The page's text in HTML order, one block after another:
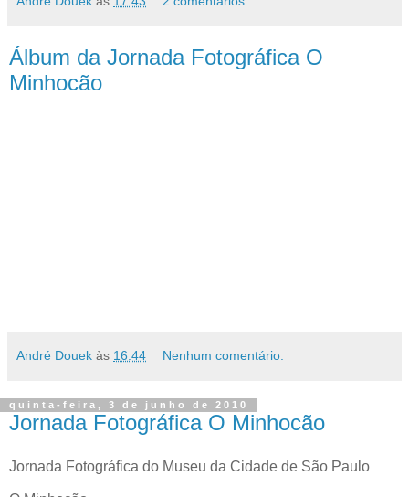
Álbum da Jornada Fotográfica O
Minhocão
André Douek às 16:44 Nenhum comentário:
quinta-feira, 3 de junho de 2010
Jornada Fotográfica O Minhocão
Jornada Fotográfica do Museu da Cidade de São Paulo